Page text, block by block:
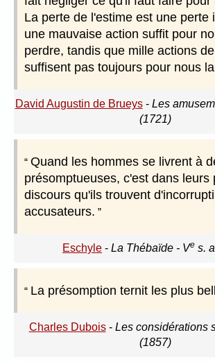
La perte de l'estime est une perte
une mauvaise action suffit pour
perdre, tandis que mille actions
suffisent pas toujours pour nous
David Augustin de Brueys- Les
(1721)
Quand les hommes se livrent à
présomptueuses, c'est dans leurs
discours qu'ils trouvent
accusateurs.
Eschyle - La Thébaïde - Ve s.
La présomption ternit les plus
Charles Dubois- Les considérations
(1857)